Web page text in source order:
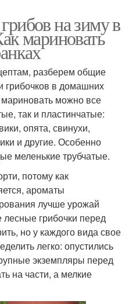
на зиму в
мариновать
разберем общие
грибочков в домашних
можно все
так и пластинчатые:
опята, свинухи,
и другие. Особенно
меленькие трубчатые.
потому как
ароматы
лучше урожай
лесные грибочки перед
но у каждого вида свое
легко: опустились
экземпляры перед
на части, а мелкие